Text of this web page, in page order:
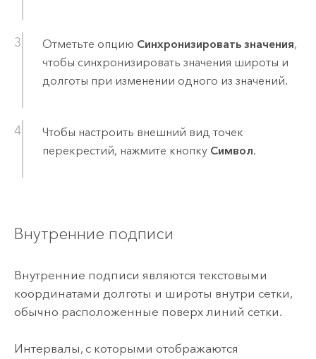
Отметьте опцию Синхронизировать значения,
чтобы синхронизировать значения широты и
долготы при изменении одного из значений.
Чтобы настроить внешний вид точек
перекрестий, нажмите кнопку Символ.
Внутренние подписи
Внутренние подписи являются текстовыми
координатами долготы и широты внутри сетки,
обычно расположенные поверх линий сетки.
Интервалы, с которыми отображаются